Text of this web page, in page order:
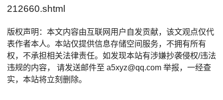
212660.shtml
版权声明：本文内容由互联网用户自发贡献，该文观点仅代
表作者本人。本站仅提供信息存储空间服务，不拥有所有
权，不承担相关法律责任。如发现本站有涉嫌抄袭侵权/违法
违规的内容， 请发送邮件至 a5xyz@qq.com 举报，一经查
实，本站将立刻删除。